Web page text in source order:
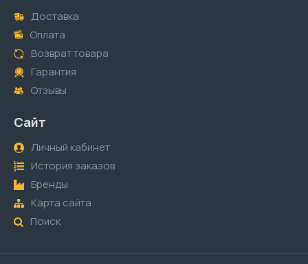
Доставка
Оплата
Возврат товара
Гарантия
Отзывы
Сайт
Личный кабинет
История заказов
Бренды
Карта сайта
Поиск